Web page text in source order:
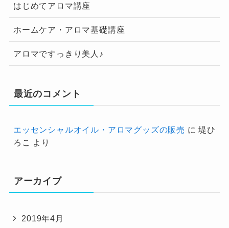
はじめてアロマ講座
ホームケア・アロマ基礎講座
アロマですっきり美人♪
最近のコメント
エッセンシャルオイル・アロマグッズの販売 に堤ひ
ろこ
より
アーカイブ
2019年4月